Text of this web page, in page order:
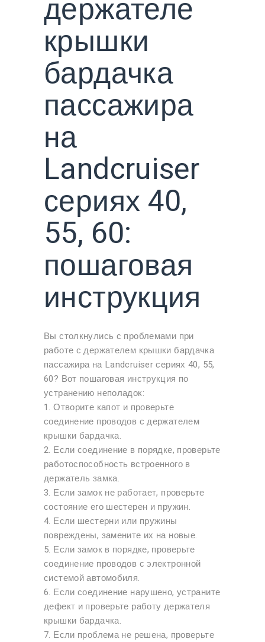
держателе
крышки
бардачка
пассажира
на
Landcruiser
сериях 40,
55, 60:
пошаговая
инструкция
Вы столкнулись с проблемами при
работе с держателем крышки бардачка
пассажира на Landcruiser сериях 40, 55,
60? Вот пошаговая инструкция по
устранению неполадок:
1. Отворите капот и проверьте
соединение проводов с держателем
крышки бардачка.
2. Если соединение в порядке, проверьте
работоспособность встроенного в
держатель замка.
3. Если замок не работает, проверьте
состояние его шестерен и пружин.
4. Если шестерни или пружины
повреждены, замените их на новые.
5. Если замок в порядке, проверьте
соединение проводов с электронной
системой автомобиля.
6. Если соединение нарушено, устраните
дефект и проверьте работу держателя
крышки бардачка.
7. Если проблема не решена, проверьте